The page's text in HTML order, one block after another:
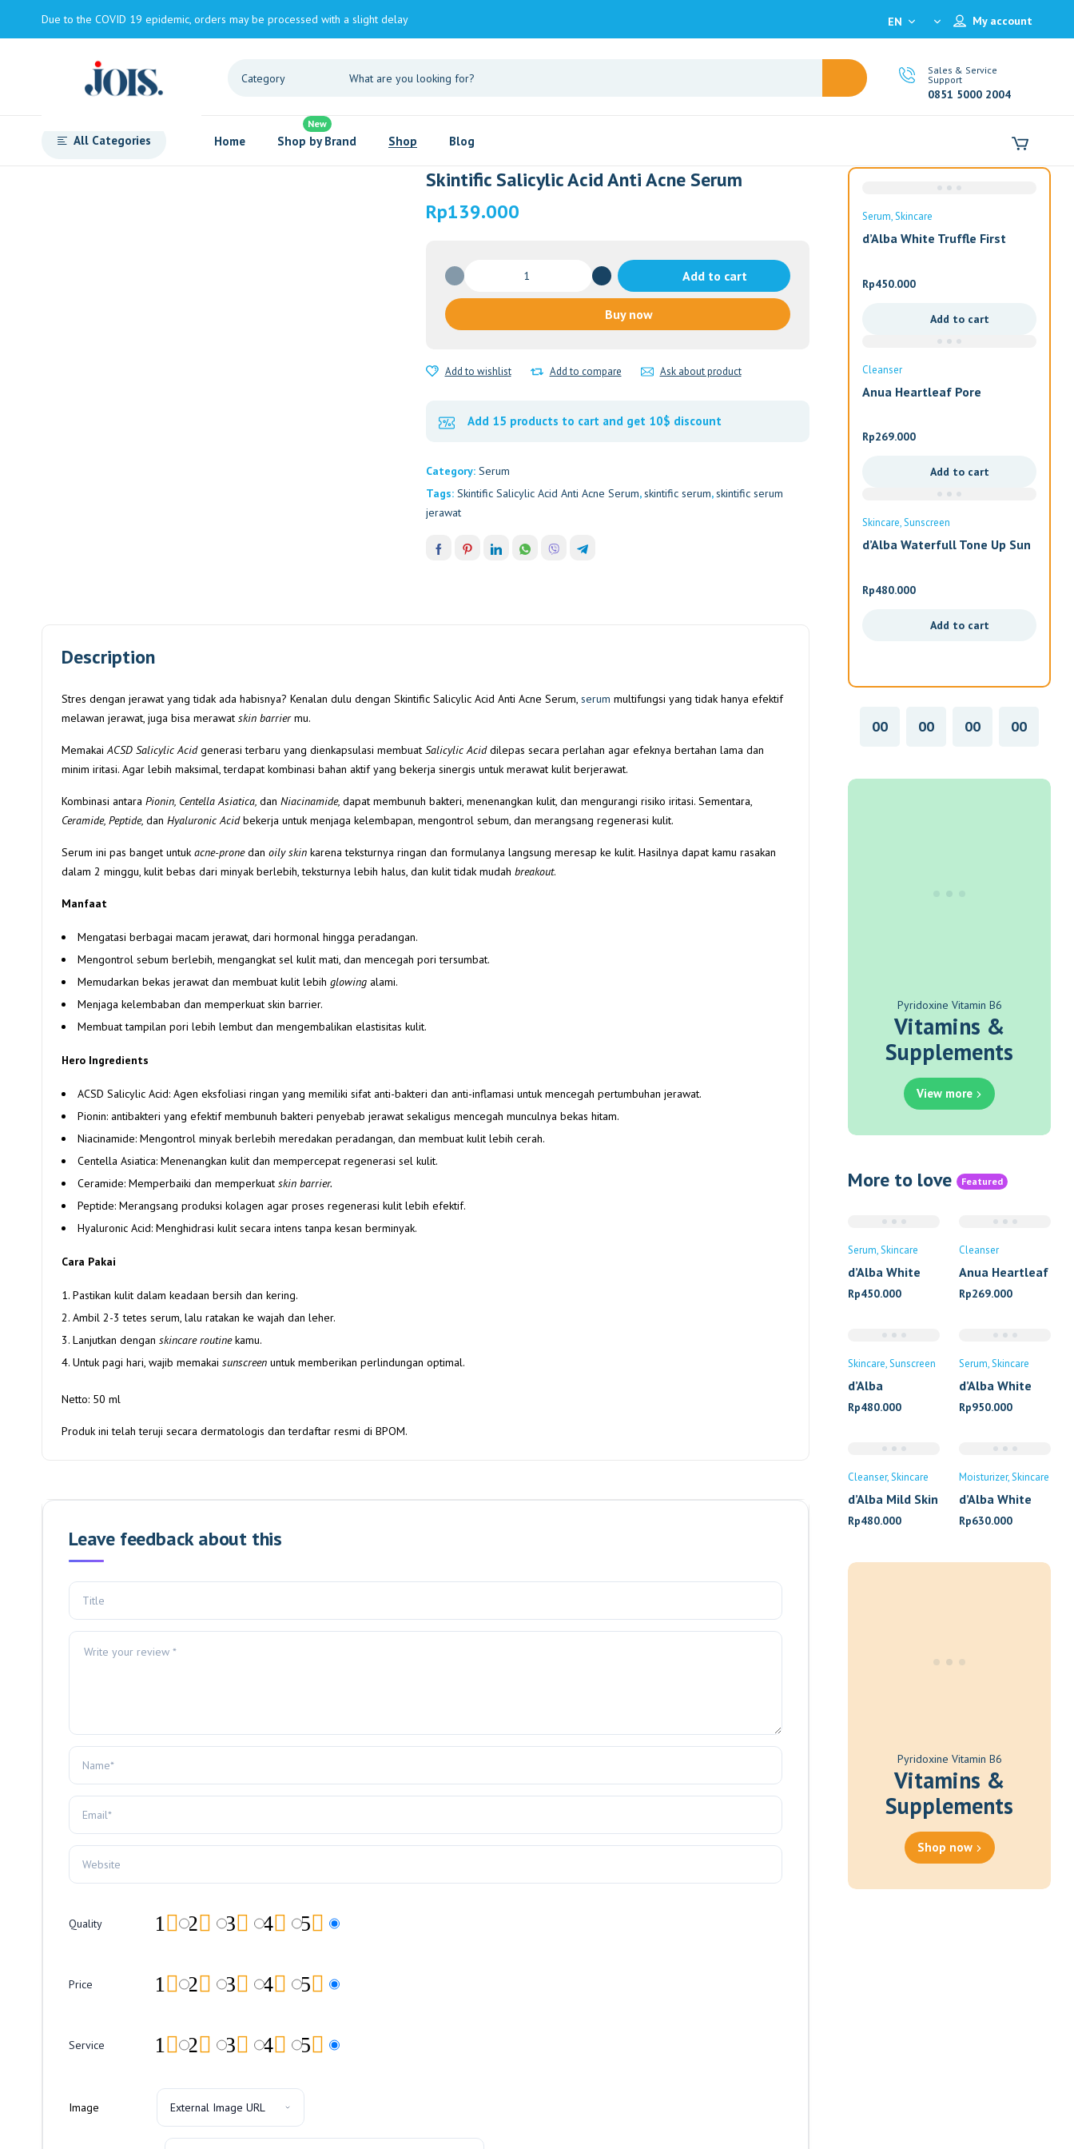
Due to the COVID 19 epidemic, orders may be processed with a slight delay My account
EN
Sales & Service
Support
0851 5000 2004
All Categories Home Shop by Brand
New
Shop Blog
Skintific Salicylic Acid Anti Acne Serum
Rp139.000
Skintific
Salicylic
Acid
quantity
Add to cart
Buy now
Add to wishlist Add to compare Ask about product
Add 15 products to cart and get 10$ discount
Category: Serum
Tags: Skintific Salicylic Acid Anti Acne Serum,skintific serum,skintific serum
jerawat
Description
Stres dengan jerawat yang tidak ada habisnya? Kenalan dulu dengan Skintific Salicylic Acid Anti Acne Serum, serum multifungsi yang tidak hanya efektif
melawan jerawat, juga bisa merawat skin barriermu.
MemakaiACSD Salicylic Acidgenerasi terbaru yang dienkapsulasi membuat Salicylic Aciddilepas secara perlahan agar efeknya bertahan lama dan
minim iritasi. Agar lebih maksimal, terdapat kombinasi bahan aktif yang bekerja sinergis untuk merawat kulit berjerawat.
Kombinasi antara Pionin, Centella Asiatica, dan Niacinamide, dapat membunuh bakteri, menenangkan kulit, dan mengurangi risiko iritasi. Sementara,
Ceramide, Peptide, dan Hyaluronic Acidbekerja untuk menjaga kelembapan, mengontrol sebum, dan merangsang regenerasi kulit.
Serum ini pas banget untuk acne-pronedan oily skin karena teksturnya ringan dan formulanya langsung meresap ke kulit. Hasilnya dapat kamu rasakan
dalam 2 minggu, kulit bebas dari minyak berlebih, teksturnya lebih halus, dan kulit tidak mudah breakout.
Manfaat
Mengatasi berbagai macam jerawat, dari hormonal hingga peradangan.
Mengontrol sebum berlebih, mengangkat sel kulit mati, dan mencegah pori tersumbat.
Memudarkan bekas jerawat dan membuat kulit lebih glowing alami.
Menjaga kelembaban dan memperkuat skin barrier.
Membuat tampilan pori lebih lembut dan mengembalikan elastisitas kulit.
Hero Ingredients
ACSD Salicylic Acid: Agen eksfoliasi ringan yang memiliki sifat anti-bakteri dan anti-inflamasi untuk mencegah pertumbuhan jerawat.
Pionin: antibakteri yang efektif membunuh bakteri penyebab jerawat sekaligus mencegah munculnya bekas hitam.
Niacinamide: Mengontrol minyak berlebih meredakan peradangan, dan membuat kulit lebih cerah.
Centella Asiatica: Menenangkan kulit dan mempercepat regenerasi sel kulit.
Ceramide: Memperbaiki dan memperkuat skin barrier.
Peptide: Merangsang produksi kolagen agar proses regenerasi kulit lebih efektif.
Hyaluronic Acid: Menghidrasi kulit secara intens tanpa kesan berminyak.
Cara Pakai
Pastikan kulit dalam keadaan bersih dan kering.
Ambil 2-3 tetes serum, lalu ratakan ke wajah dan leher.
Lanjutkan dengan skincare routinekamu.
Untuk pagi hari, wajib memakai sunscreen untuk memberikan perlindungan optimal.
Netto: 50 ml
Produk ini telah teruji secara dermatologis dan terdaftar resmi di BPOM.
Leave feedback about this
Quality 5
4
3
2
1
Price 5
4
3
2
1
Service 5
4
3
2
1
Image
Serum Skincare
d’Alba White Truffle First
Rp450.000
Add to cart
Cleanser
Anua Heartleaf Pore
Rp269.000
Add to cart
Skincare Sunscreen
d’Alba Waterfull Tone Up Sun
Rp480.000
Add to cart
00 00 00 00
Pyridoxine Vitamin B6
Vitamins &
Supplements
View more
More to love Featured
Serum Skincare
d’Alba White
Truffle First
Rp450.000
Cleanser
Anua Heartleaf
Pore Cleansing
Rp269.000
Skincare Sunscreen
d’Alba
Waterfull Tone
Rp480.000
Serum Skincare
d’Alba White
Truffle Double
Serum 30ml
Rp950.000
Cleanser Skincare
d’Alba Mild Skin
Balancing
Rp480.000
Moisturizer Skincare
d’Alba White
Truffle All in
Rp630.000
Pyridoxine Vitamin B6
Vitamins &
Supplements
Shop now